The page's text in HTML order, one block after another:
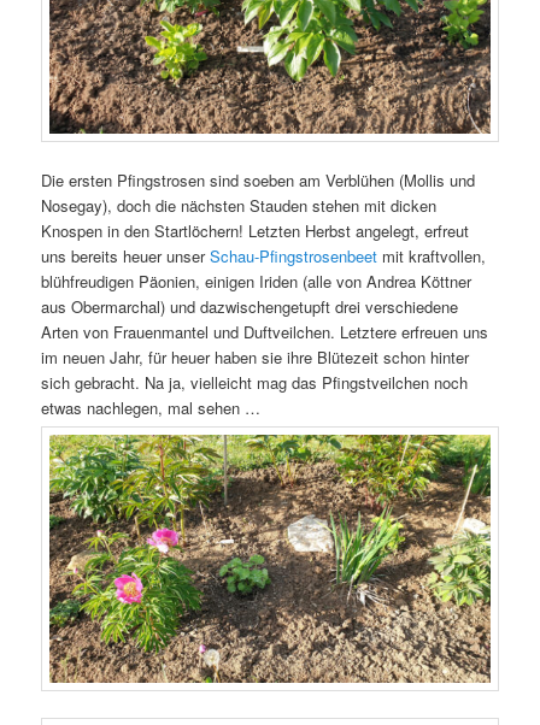
Die ersten Pfingstrosen sind soeben am Verblühen (Mollis und
Nosegay), doch die nächsten Stauden stehen mit dicken
Knospen in den Startlöchern! Letzten Herbst angelegt, erfreut
uns bereits heuer unserSchau-Pfingstrosenbeet mit kraftvollen,
blühfreudigen Päonien, einigen Iriden (alle von Andrea Köttner
aus Obermarchal) und dazwischengetupft drei verschiedene
Arten von Frauenmantel und Duftveilchen. Letztere erfreuen uns
im neuen Jahr, für heuer haben sie ihre Blütezeit schon hinter
sich gebracht. Na ja, vielleicht mag das Pfingstveilchen noch
etwas nachlegen, mal sehen …